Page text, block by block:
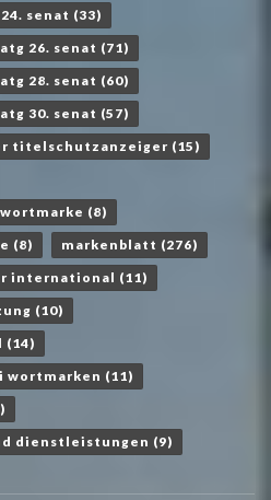
senat (33)
26. senat (71)
28. senat (60)
30. senat (57)
titelschutzanzeiger (15)
(8)
(8) markenblatt (276)
international (11)
(10)
(14)
wortmarken (11)
dienstleistungen (9)